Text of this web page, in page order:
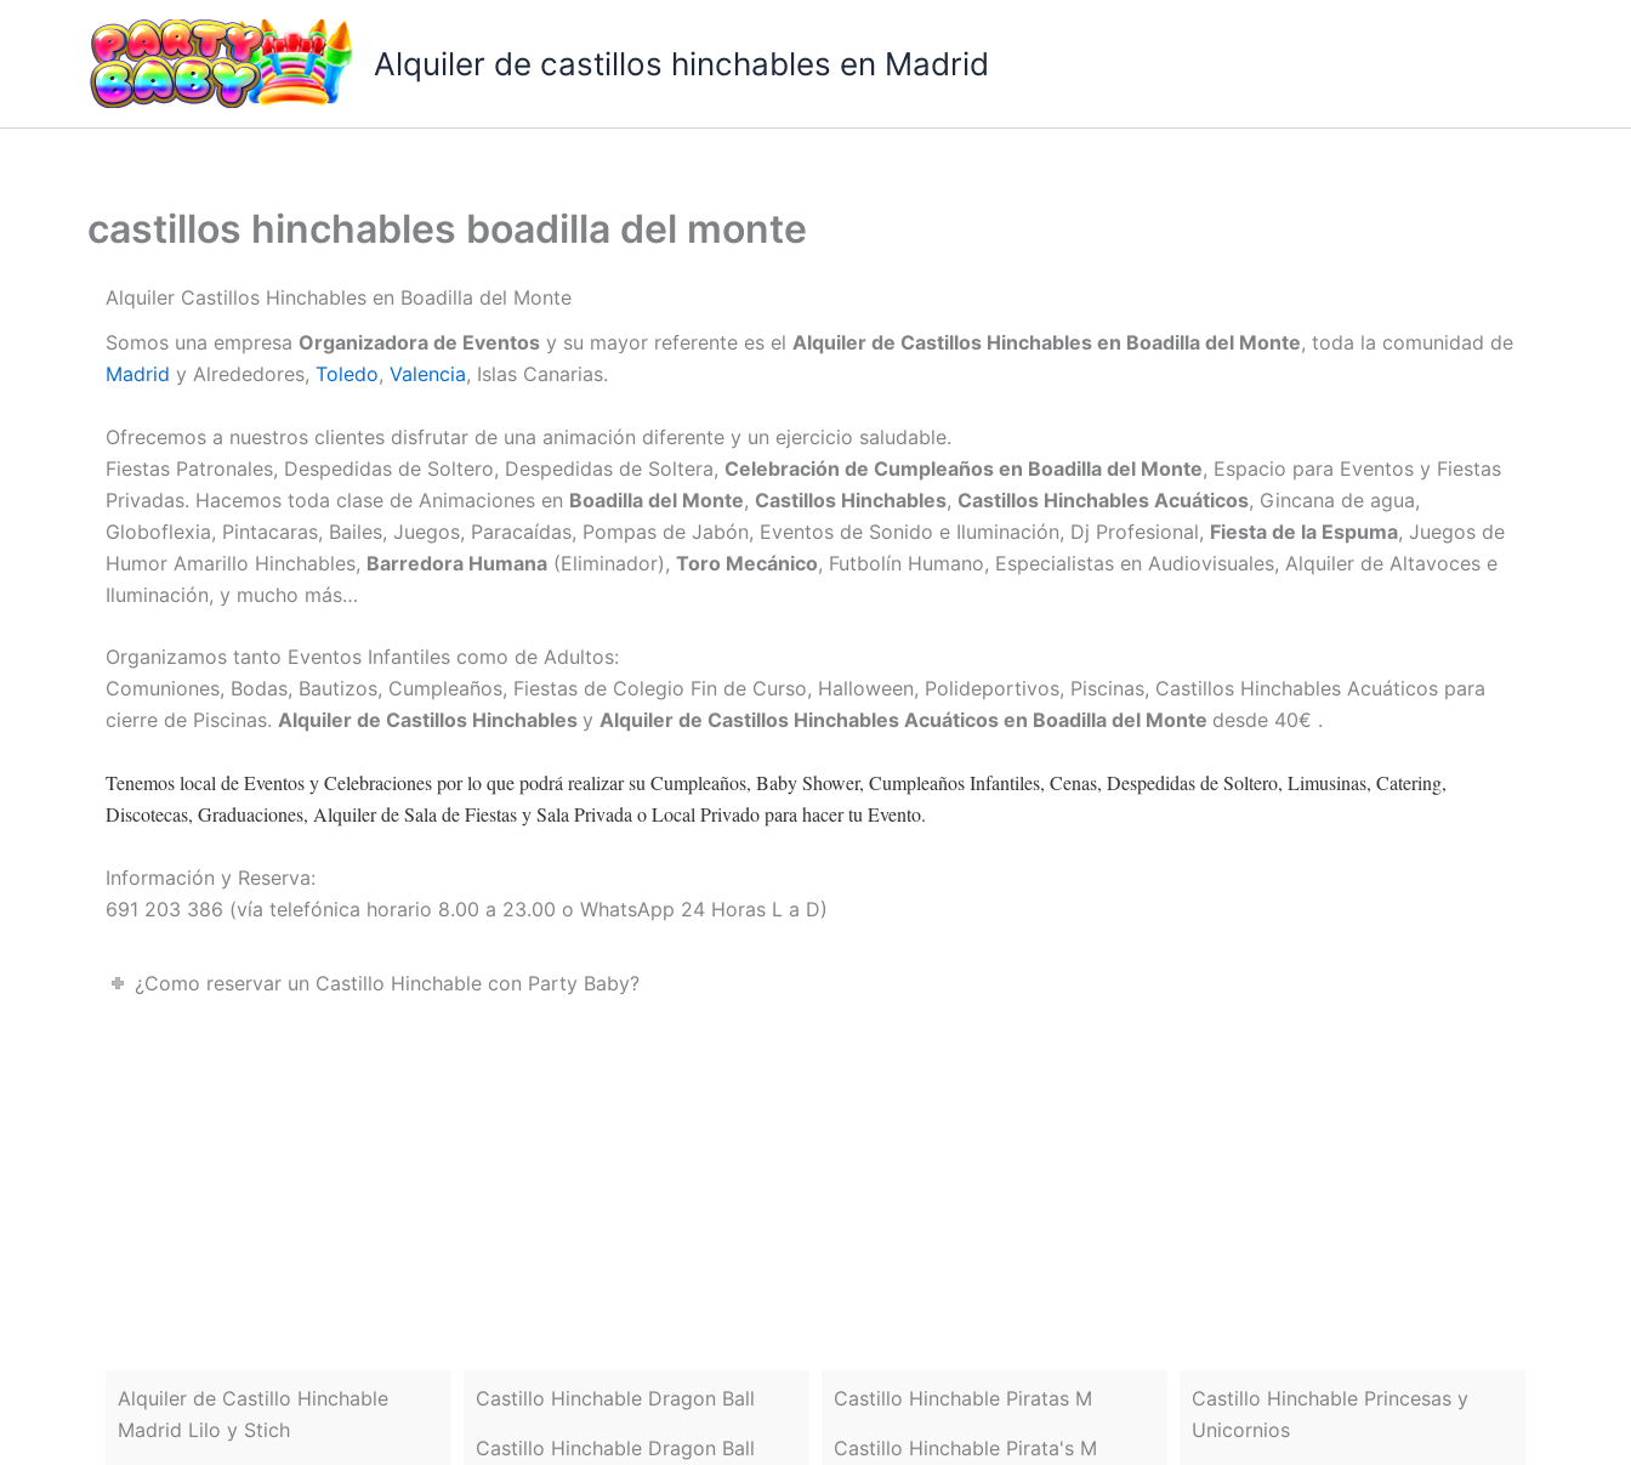
contenido
Alquiler de castillos hinchables en Madrid
castillos hinchables boadilla del monte
Alquiler Castillos Hinchables en Boadilla del Monte
Somos una empresa Organizadora de Eventos y su mayor referente es el Alquiler de Castillos Hinchables en Boadilla del Monte, toda la comunidad de
Madrid y Alrededores, Toledo, Valencia, Islas Canarias.
Ofrecemos a nuestros clientes disfrutar de una animación diferente y un ejercicio saludable.
Fiestas Patronales, Despedidas de Soltero, Despedidas de Soltera, Celebración de Cumpleaños en Boadilla del Monte, Espacio para Eventos y Fiestas
Privadas. Hacemos toda clase de Animaciones en Boadilla del Monte, Castillos Hinchables, Castillos Hinchables Acuáticos, Gincana de agua,
Globoflexia, Pintacaras, Bailes, Juegos, Paracaídas, Pompas de Jabón, Eventos de Sonido e Iluminación, Dj Profesional, Fiesta de la Espuma, Juegos de
Humor Amarillo Hinchables, Barredora Humana (Eliminador), Toro Mecánico, Futbolín Humano, Especialistas en Audiovisuales, Alquiler de Altavoces e
Iluminación, y mucho más…
Organizamos tanto Eventos Infantiles como de Adultos:
Comuniones, Bodas, Bautizos, Cumpleaños, Fiestas de Colegio Fin de Curso, Halloween, Polideportivos, Piscinas, Castillos Hinchables Acuáticos para
cierre de Piscinas. Alquiler de Castillos Hinchables y Alquiler de Castillos Hinchables Acuáticos en Boadilla del Monte desde 40€ .
Tenemos local de Eventos y Celebraciones por lo que podrá realizar su Cumpleaños, Baby Shower, Cumpleaños Infantiles, Cenas, Despedidas de Soltero, Limusinas, Catering,
Discotecas, Graduaciones, Alquiler de Sala de Fiestas y Sala Privada o Local Privado para hacer tu Evento.
Información y Reserva:
691 203 386 (vía telefónica horario 8.00 a 23.00 o WhatsApp 24 Horas L a D)
¿Como reservar un Castillo Hinchable con Party Baby?
Alquiler de Castillo Hinchable
Madrid Lilo y Stich
Castillo Hinchable Dragon Ball
Castillo Hinchable Dragon Ball
Castillo Hinchable Piratas M
Castillo Hinchable Pirata's M
Castillo Hinchable Princesas y
Unicornios